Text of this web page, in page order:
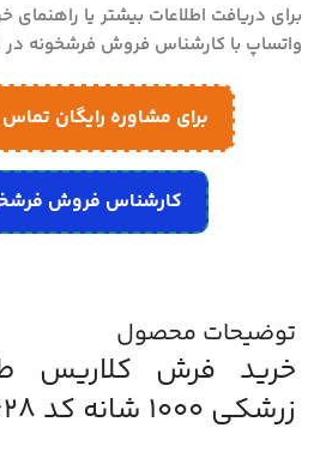
برای دریافت اطلاعات بیشتر یا راهنمای
واتساپ با کارشناس فروش فرشخونه در
برای مشاوره رایگان
کارشناس فروش
توضیحات محصول
خرید فرش کلاریس
زرشکی 1000 شانه کد 1100628